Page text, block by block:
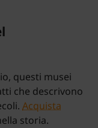
questi musei
che descrivono
Acquista
storia.